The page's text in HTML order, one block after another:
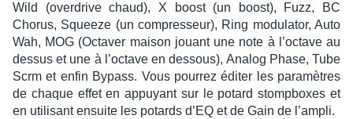
Wild (over­drive chaud), X boost (un boost), Fuzz, BC
Chorus, Squeeze (un compres­seur), Ring modu­la­tor, Auto
Wah, MOG (Octa­ver maison jouant une note à l’oc­tave au
dessus et une à l’oc­tave en dessous), Analog Phase, Tube
Scrm et enfin Bypass. Vous pour­rez éditer les para­mètres
de chaque effet en appuyant sur le potard stomp­boxes et
en utili­sant ensuite les potards d’EQ et de Gain de l’am­pli.